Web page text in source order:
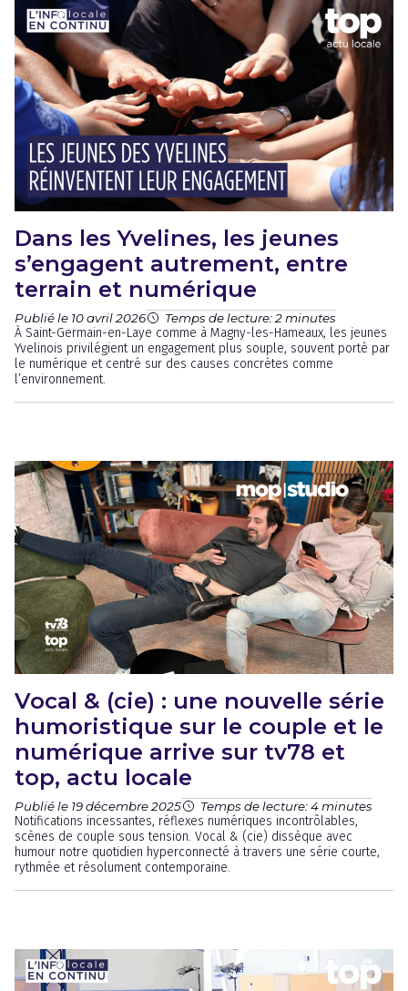
Dans les Yvelines, les jeunes
s’engagent autrement, entre
terrain et numérique
Publié le 10 avril 2026 Temps de lecture: 2 minutes
À Saint-Germain-en-Laye comme à Magny-les-Hameaux, les jeunes
Yvelinois privilégient un engagement plus souple, souvent porté par
le numérique et centré sur des causes concrètes comme
l’environnement.
Vocal & (cie) : une nouvelle série
humoristique sur le couple et le
numérique arrive sur tv78 et
top, actu locale
Publié le 19 décembre 2025 Temps de lecture: 4 minutes
Notifications incessantes, réflexes numériques incontrôlables,
scènes de couple sous tension. Vocal & (cie) dissèque avec
humour notre quotidien hyperconnecté à travers une série courte,
rythmée et résolument contemporaine.